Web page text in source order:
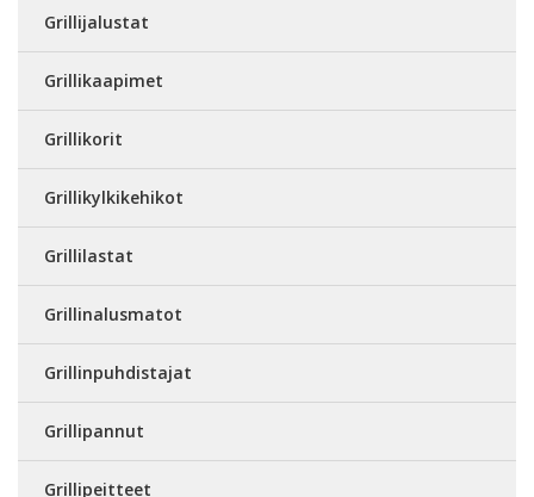
Grillijalustat
Grillikaapimet
Grillikorit
Grillikylkikehikot
Grillilastat
Grillinalusmatot
Grillinpuhdistajat
Grillipannut
Grillipeitteet